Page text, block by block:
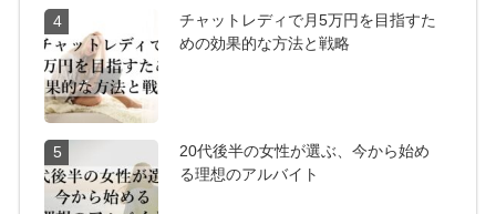
4
チャットレディで月5万円を目指すた
めの効果的な方法と戦略
5
20代後半の女性が選ぶ、今から始め
る理想のアルバイト